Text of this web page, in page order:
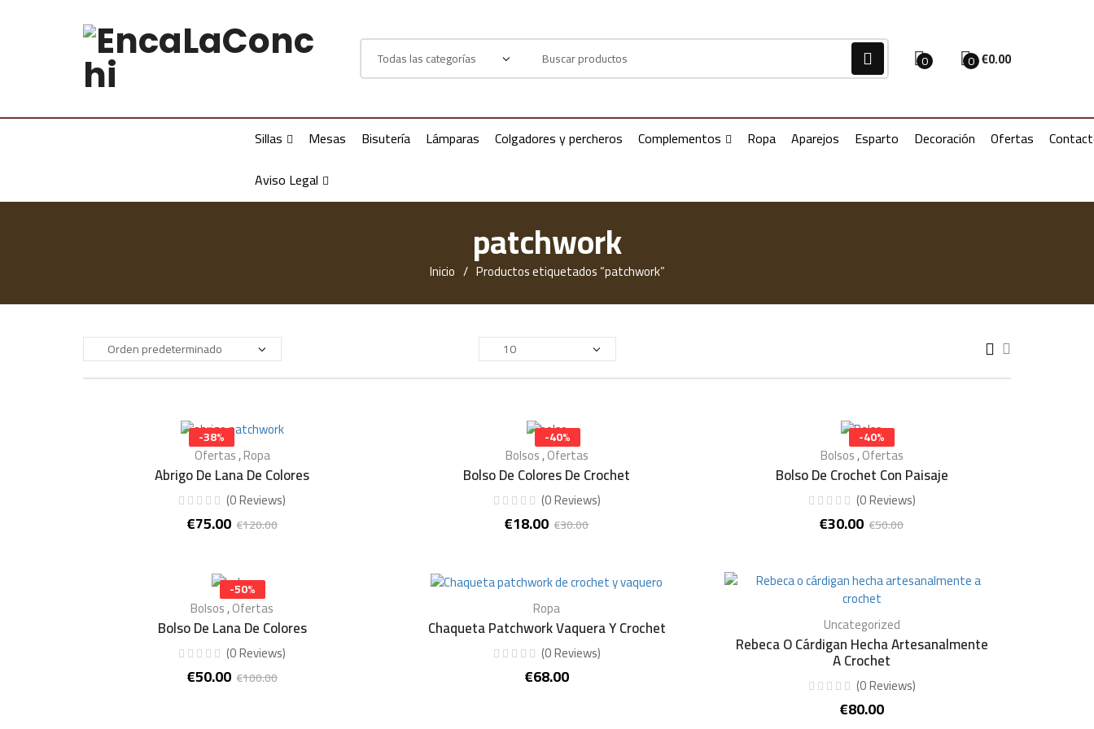
search
0 0 €0.00
Sillas Mesas Bisutería Lámparas Colgadores y percheros Complementos Ropa Aparejos Esparto Decoración Ofertas
Aviso Legal
patchwork
Inicio Productos etiquetados “patchwork”
-38%
Ofertas,Ropa
Abrigo De Lana De Colores
(0Reviews)
€120.00
El
era:
€120.00.
€75.00 El
es:
€75.00.
-40%
Bolsos,Ofertas
Bolso De Colores De Crochet
(0Reviews)
€30.00
El
era:
€30.00.
€18.00El
es:
€18.00.
-40%
Bolsos,Ofertas
Bolso De Crochet Con Paisaje
(0Reviews)
€50.00
El
era:
€50.00.
€30.00El
es:
€30.00.
-50%
Bolsos,Ofertas
Bolso De Lana De Colores
(0Reviews)
€100.00
El
€50.00El
Ropa
Chaqueta Patchwork Vaquera Y Crochet
(0Reviews)
€68.00
Uncategorized
Rebeca O Cárdigan Hecha Artesanalmente
A Crochet
(0Reviews)
€80.00